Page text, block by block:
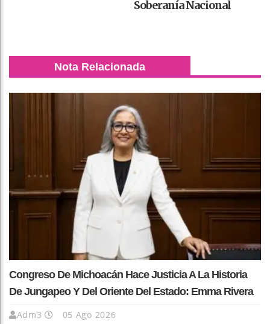
Soberanía Nacional
Nota Relacionada
Congreso De Michoacán Hace Justicia A La Historia
De Jungapeo Y Del Oriente Del Estado: Emma Rivera
Adm3 05 Ago 2026